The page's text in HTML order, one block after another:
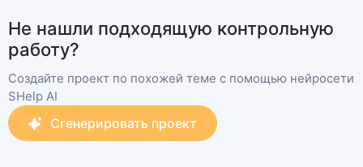
Не нашли подходящую контрольную
работу?
Создайте проект по похожей теме с помощью нейросети
SHelp AI
Сгенерировать проект